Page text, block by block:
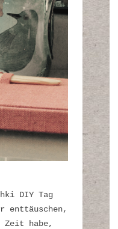
DIY Tag
enttäuschen,
habe,